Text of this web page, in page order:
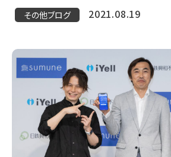
その他ブログ 2021.08.19